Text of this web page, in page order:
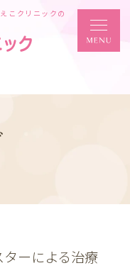
こクリニックの
ーによる治療